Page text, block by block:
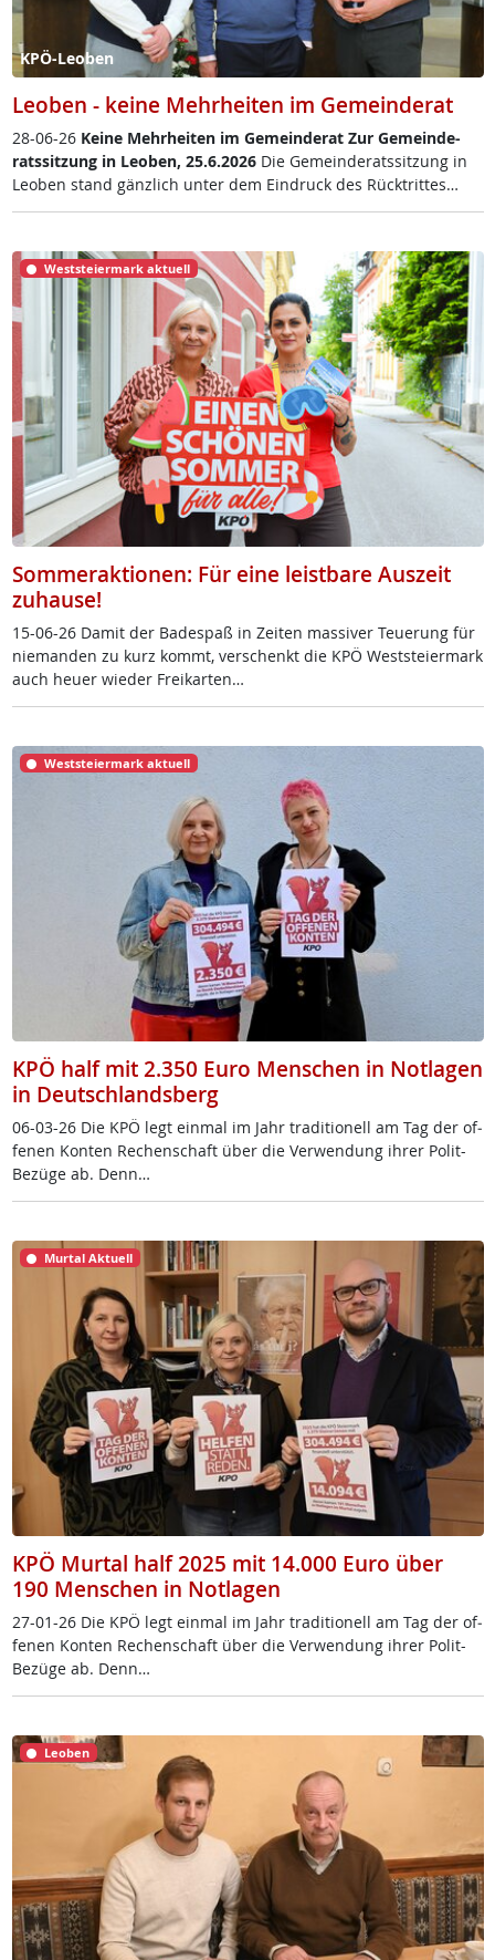
KPÖ-Leoben
Leoben - keine Mehrheiten im Gemeinderat
28-06-26 Kei­ne Mehr­hei­ten im Ge­mein­de­rat Zur Ge­mein­de­
rats­sit­zung in Leo­ben, 25.6.2026Die Ge­mein­de­rats­sit­zung in
Leo­ben stand gänz­lich un­ter dem Ein­druck des Rück­trit­tes…
Weststeiermark aktuell
Sommeraktionen: Für eine leistbare Auszeit
zuhause!
15-06-26 Da­mit der Ba­de­spaß in Zei­ten mas­si­ver Teue­rung für
nie­man­den zu kurz kommt, ver­schenkt die KPÖ West­s­tei­er­mark
auch heu­er wie­der Frei­k­ar­ten…
Weststeiermark aktuell
KPÖ half mit 2.350 Euro Menschen in Notlagen
in Deutschlandsberg
06-03-26 Die KPÖ legt ein­mal im Jahr tra­di­tio­nell am Tag der of­
fe­nen Kon­ten Re­chen­schaft über die Ver­wen­dung ih­rer Po­lit-
Be­zü­ge ab. Denn…
Murtal Aktuell
KPÖ Murtal half 2025 mit 14.000 Euro über
190 Menschen in Notlagen
27-01-26 Die KPÖ legt ein­mal im Jahr tra­di­tio­nell am Tag der of­
fe­nen Kon­ten Re­chen­schaft über die Ver­wen­dung ih­rer Po­lit-
Be­zü­ge ab. Denn…
Leoben